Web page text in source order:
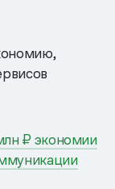
₽ экономии